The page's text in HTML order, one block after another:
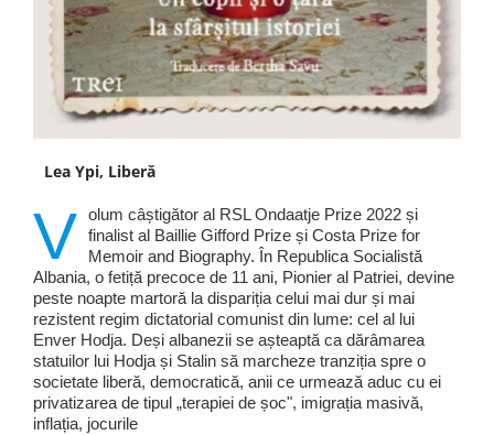
Lea Ypi, Liberă
V olum câștigător al RSL Ondaatje Prize 2022 și
finalist al Baillie Gifford Prize și Costa Prize for
Memoir and Biography. În Republica Socialistă
Albania, o fetiță precoce de 11 ani, Pionier al Patriei, devine
peste noapte martoră la dispariția celui mai dur și mai
rezistent regim dictatorial comunist din lume: cel al lui
Enver Hodja. Deși albanezii se așteaptă ca dărâmarea
statuilor lui Hodja și Stalin să marcheze tranziția spre o
societate liberă, democratică, anii ce urmează aduc cu ei
privatizarea de tipul „terapiei de șoc", imigrația masivă,
inflația, jocurile